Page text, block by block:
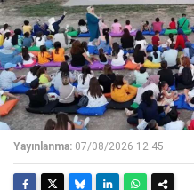
Yayınlanma: 07/08/2026 12:45